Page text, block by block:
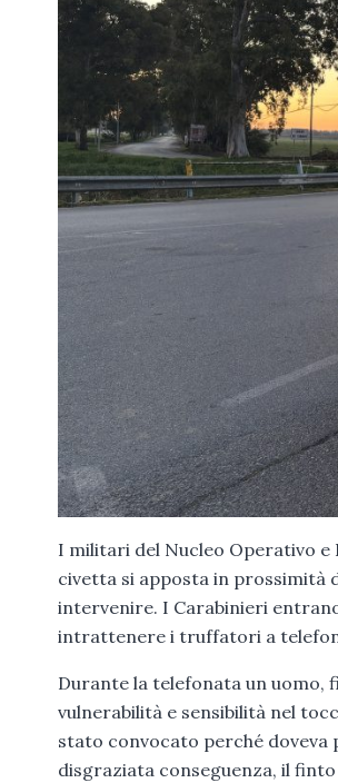
I militari del Nucleo Operativo e
civetta si apposta in prossimità
intervenire. I Carabinieri
intrattenere i truffatori a
Durante la telefonata un
vulnerabilità e sensibilità nel
stato convocato perché doveva
disgraziata conseguenza, il